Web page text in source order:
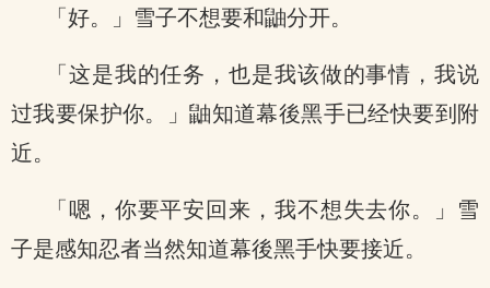
「好。」雪子不想要和鼬分开。
「这是我的任务，也是我该做的事情，我说
过我要保护你。」鼬知道幕後黑手已经快要到附
近。
「嗯，你要平安回来，我不想失去你。」雪
子是感知忍者当然知道幕後黑手快要接近。